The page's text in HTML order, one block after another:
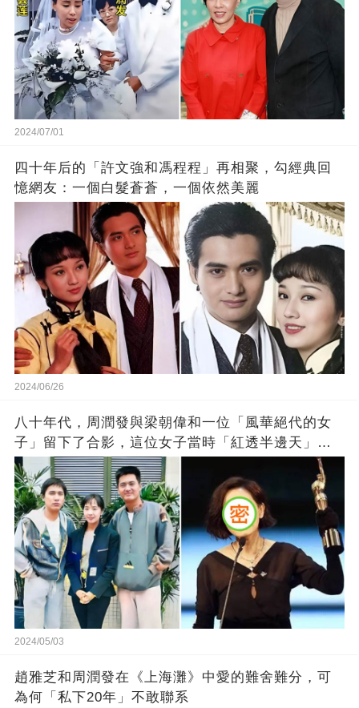
2024/07/01
四十年后的「許文強和馮程程」再相聚，勾經典回
憶網友：一個白髮蒼蒼，一個依然美麗
2024/06/26
八十年代，周潤發與梁朝偉和一位「風華絕代的女
子」留下了合影，這位女子當時「紅透半邊天」你
知道是誰嗎?
2024/05/03
趙雅芝和周潤發在《上海灘》中愛的難舍難分，可
為何「私下20年」不敢聯系